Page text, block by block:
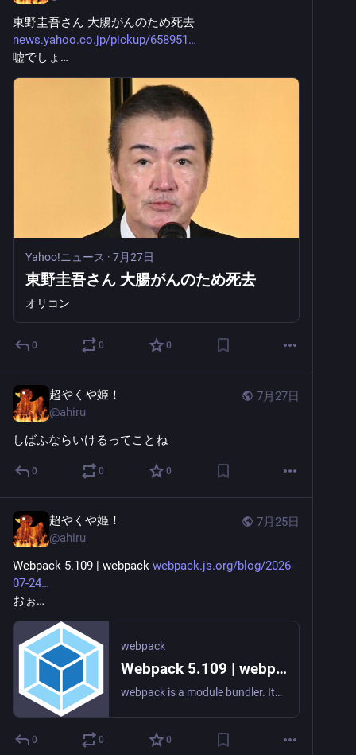
東野圭吾さん 大腸がんのため死去
news.yahoo.co.jp/pickup/658951
嘘でしょ…
Yahoo!ニュース · 7月27日
東野圭吾さん 大腸がんのため死去
オリコン
0 0 0
7月27日
超やくや姫！
@ahiru
しばふならいけるってことね
0 0 0
7月25日
超やくや姫！
@ahiru
Webpack 5.109 | webpack webpack.js.org/blog/2026-
07-24
おぉ…
webpack
Webpack 5.109 | webpack
webpack is a module bundler. Its main purpose is to bundle JavaScript files for usage in a browser, yet it is also capable of transforming, bundling, or packaging just about any resource or asset.
0 0 0